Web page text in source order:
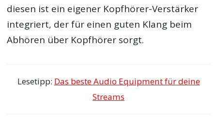
diesen ist ein eigener Kopfhörer-Verstärker
integriert, der für einen guten Klang beim
Abhören über Kopfhörer sorgt.
Lesetipp: Das beste Audio Equipment für deine
Streams